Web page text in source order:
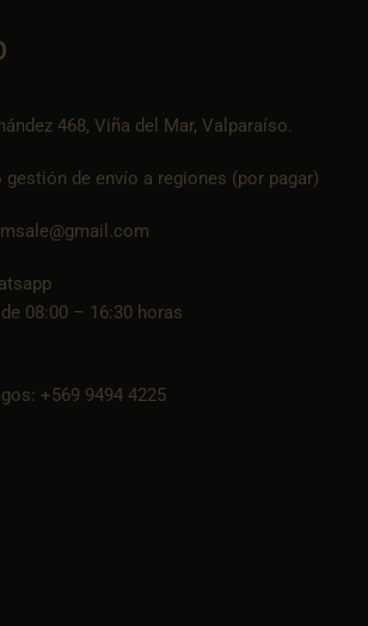
468, Viña del Mar, Valparaíso.
de envío a regiones (por pagar)
08:00 – 16:30 horas
+569 9494 4225